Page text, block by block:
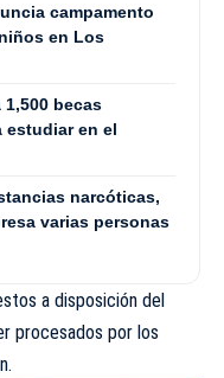
campamento
en Los
becas
estudiar en el
narcóticas,
varias personas
a disposición del
procesados por los